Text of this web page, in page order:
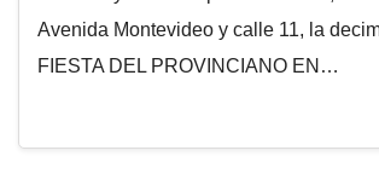
Avenida Montevideo y calle 11, la
FIESTA DEL PROVINCIANO EN…